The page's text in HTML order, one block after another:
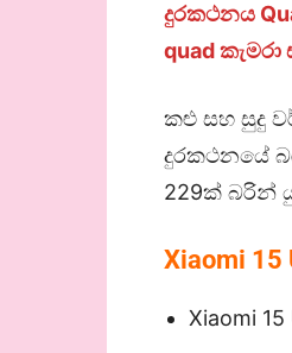
දුරකථනය
quad
කළු සහ සුදු
දුරකථනයේ
229ක් බරින්
Xiaomi 15
Xiaomi